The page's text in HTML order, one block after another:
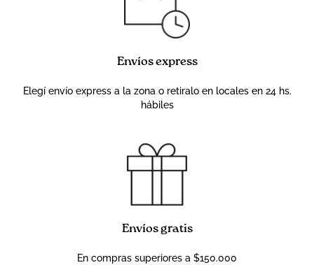
Envíos express
Elegí envío express a la zona o retiralo en locales en 24 hs.
hábiles
Envíos gratis
En compras superiores a $150.000